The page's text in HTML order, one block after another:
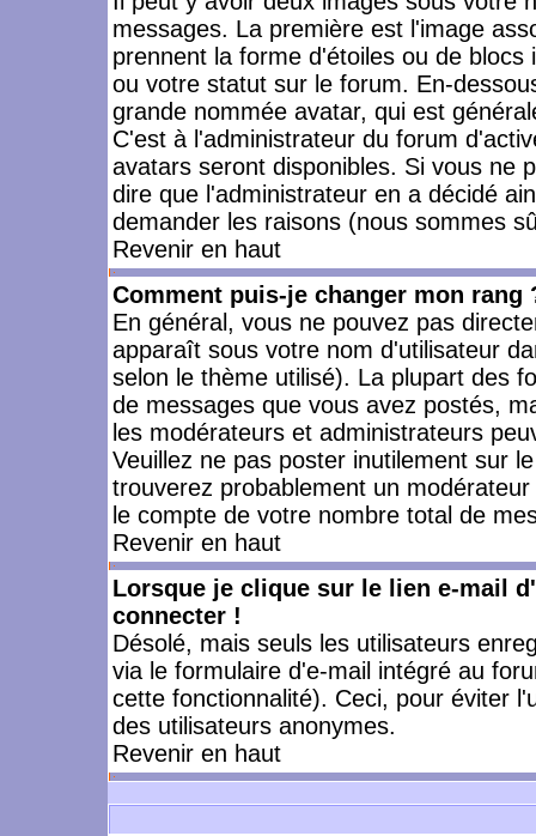
messages. La première est l'image
prennent la forme d'étoiles ou de
ou votre statut sur le forum. En-
grande nommée avatar, qui est
C'est à l'administrateur du forum
avatars seront disponibles. Si vous ne
dire que l'administrateur en a décidé
demander les raisons (nous sommes
Revenir en haut
Comment puis-je changer mon rang
En général, vous ne pouvez pas
apparaît sous votre nom d'utilisateur
selon le thème utilisé). La plupart des
de messages que vous avez postés,
les modérateurs et administrateurs
Veuillez ne pas poster inutilement sur
trouverez probablement un
le compte de votre nombre total de
Revenir en haut
Lorsque je clique sur le lien e-mail
connecter !
Désolé, mais seuls les utilisateurs
via le formulaire d'e-mail intégré au
cette fonctionnalité). Ceci, pour éviter
des utilisateurs anonymes.
Revenir en haut